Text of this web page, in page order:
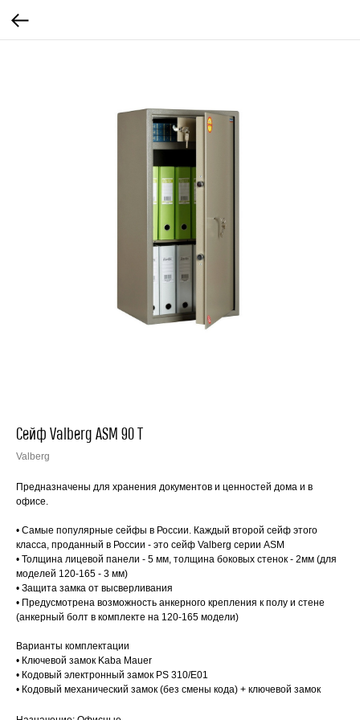
Сейф Valberg ASM 90 Т
Valberg
Предназначены для хранения документов и ценностей дома и в
офисе.
• Самые популярные сейфы в России. Каждый второй сейф этого
класса, проданный в России - это сейф Valberg серии ASM
• Толщина лицевой панели - 5 мм, толщина боковых стенок - 2мм (для
моделей 120-165 - 3 мм)
• Защита замка от высверливания
• Предусмотрена возможность анкерного крепления к полу и стене
(анкерный болт в комплекте на 120-165 модели)
Варианты комплектации
• Ключевой замок Kaba Mauer
• Кодовый электронный замок PS 310/E01
• Кодовый механический замок (без смены кода) + ключевой замок